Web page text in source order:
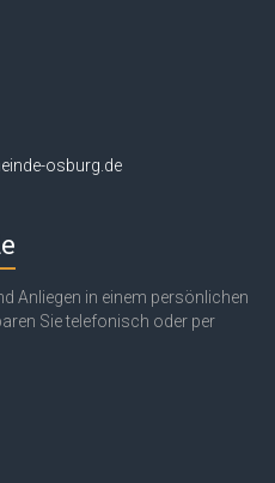
osburg.de
Anliegen in einem persönlichen
Sie telefonisch oder per